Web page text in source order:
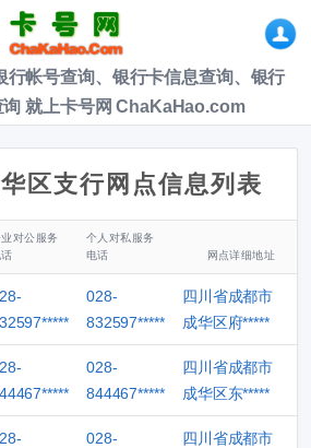
行帐号查询、银行卡信息查询、银行
就上卡号网 ChaKaHao.com
区支行网点信息列表
对公服务
个人对私服务
电话
网点详细地址
028-
832597*****
四川省成都市
成华区府*****
028-
844467*****
四川省成都市
成华区东*****
028-
四川省成都市